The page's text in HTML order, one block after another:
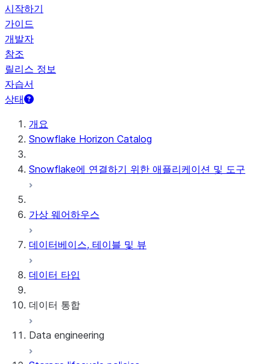
시작하기
가이드
개발자
참조
릴리스 정보
자습서
상태
개요
Snowflake Horizon Catalog
Snowflake에 연결하기 위한 애플리케이션 및 도구
가상 웨어하우스
데이터베이스, 테이블 및 뷰
데이터 타입
데이터 통합
Snowflake Openflow
Data engineering